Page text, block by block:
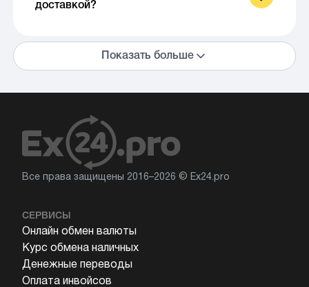
доставкой?
Показать больше
Все права защищены 2016–2026 © Ex24.pro
СЕРВИСЫ
Онлайн обмен валюты
Курс обмена наличных
Денежные переводы
Оплата инвойсов